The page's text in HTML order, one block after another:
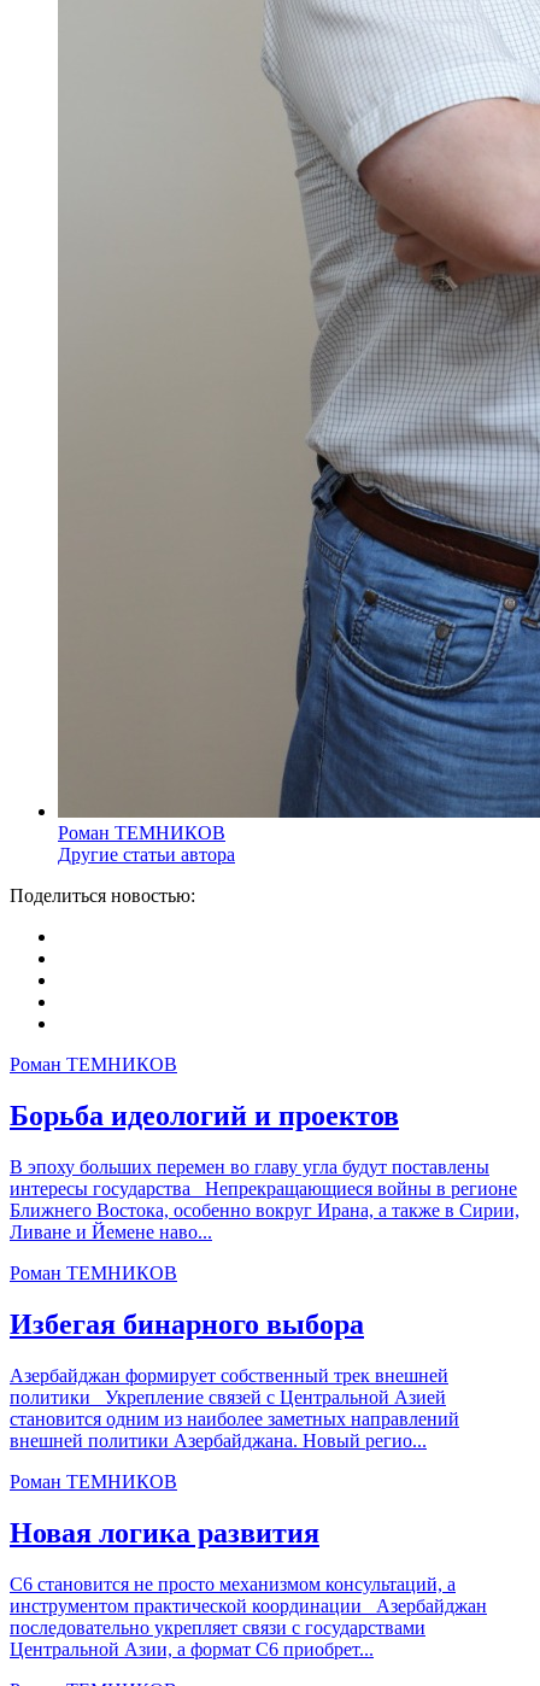
Роман ТЕМНИКОВ
Другие статьи автора
Поделиться новостью:
Роман ТЕМНИКОВ
Борьба идеологий и проектов
В эпоху больших перемен во главу угла будут поставлены
интересы государства Непрекращающиеся войны в регионе
Ближнего Востока, особенно вокруг Ирана, а также в Сирии,
Ливане и Йемене наво...
Роман ТЕМНИКОВ
Избегая бинарного выбора
Азербайджан формирует собственный трек внешней
политики Укрепление связей с Центральной Азией
становится одним из наиболее заметных направлений
внешней политики Азербайджана. Новый регио...
Роман ТЕМНИКОВ
Новая логика развития
С6 становится не просто механизмом консультаций, а
инструментом практической координации Азербайджан
последовательно укрепляет связи с государствами
Центральной Азии, а формат С6 приобрет...